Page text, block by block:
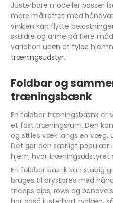
Justerbare modeller passer
mere målrettet med
vinklen kan flytte
skuldre og arme på flere
variation uden at fylde
træningsudstyr.
Foldbar og
træningsbænk
En foldbar træningsbænk er
et fast træningsrum. Den
og stilles væk langs en væg,
Det gør den særligt populær
hjem, hvor træningsudstyret
En foldbar bænk kan stadig
bruges til brystpres med
triceps dips, rows og